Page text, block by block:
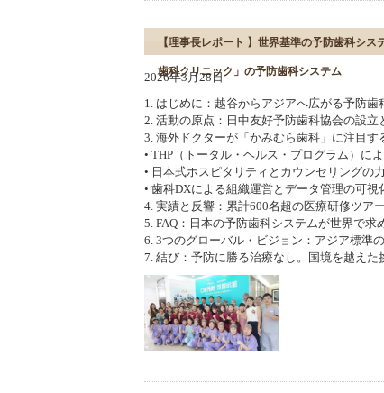
【理事長レポート 】世界基準の予防歯科シ
歯科クリニック」の予防歯科システム
2026年3月28日
1. はじめに：越谷からアジアへ広がる予防歯
2. 活動の原点：日中友好予防歯科協会の設立
3. 海外ドクターが「かみむら歯科」に注目す
• THP（トータル・ヘルス・プログラム）に
• 日本式ホスピタリティとカウンセリングの力
• 歯科DXによる組織運営とデータ管理の可視
4. 実績と反響：累計600名超の医療研修ツア
5. FAQ：日本の予防歯科システムが世界で求
6. 3つのグローバル・ビジョン：アジア標準
7. 結び：予防に勝る治療なし。国境を越えた